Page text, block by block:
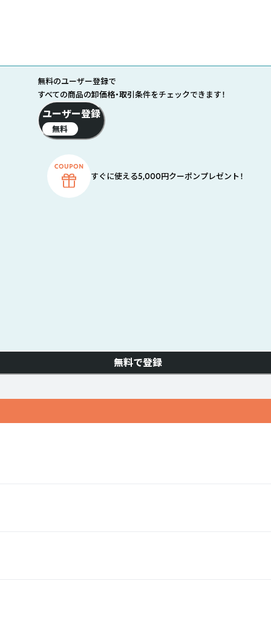
無料で登録
無料のユーザー登録で
すべての商品の卸価格・取引条件をチェックできます！
ユーザー登録
無料
すぐに使える5,000円クーポンプレゼント！